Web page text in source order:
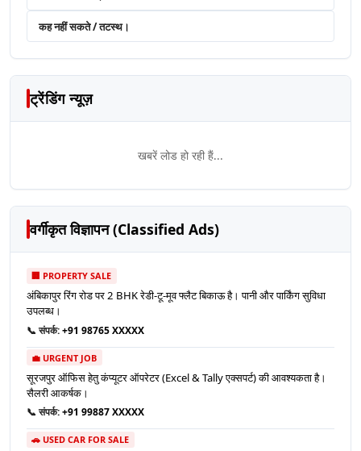
कह नहीं सकते / तटस्थ।
ट्रेंडिंग न्यूज़
खबरें लोड हो रही हैं...
वर्गीकृत विज्ञापन (Classified Ads)
🏢 PROPERTY SALE
अंबिकापुर रिंग रोड पर 2 BHK रेडी-टू-मूव फ्लैट बिकाऊ है। पानी और पार्किंग सुविधा
उपलब्ध।
📞 संपर्क:+91 98765 XXXXX
💼 URGENT JOB
सूरजपुर ऑफिस हेतु कंप्यूटर ऑपरेटर (Excel & Tally एक्सपर्ट) की आवश्यकता है।
सैलरी आकर्षक।
📞 संपर्क:+91 99887 XXXXX
🚗 USED CAR FOR SALE